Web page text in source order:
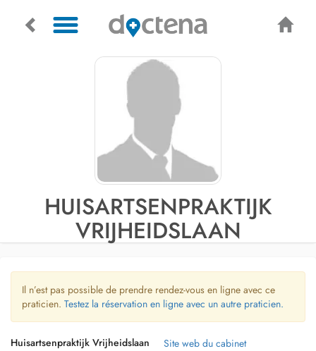
HUISARTSENPRAKTIJK
VRIJHEIDSLAAN
Il n’est pas possible de prendre rendez-vous en ligne avec ce
praticien. Testez la réservation en ligne avec un autre praticien.
Huisartsenpraktijk Vrijheidslaan
Site web du cabinet